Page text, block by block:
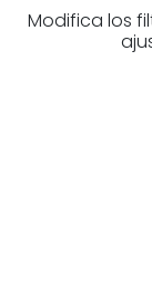
Modifica los